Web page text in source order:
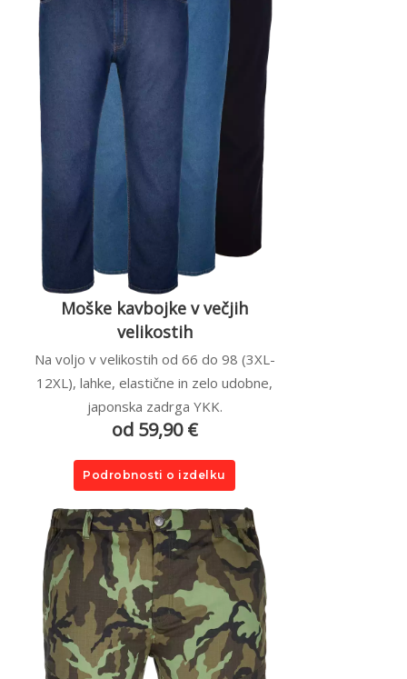
Moške kavbojke v večjih
velikostih
Na voljo v velikostih od 66 do 98 (3XL-
12XL), lahke, elastične in zelo udobne,
japonska zadrga YKK.
od 59,90 €
Podrobnosti o izdelku